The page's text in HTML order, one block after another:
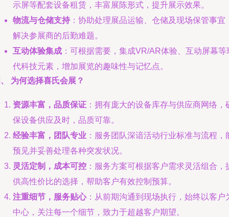
示屏等配套设备租赁，丰富展陈形式，提升展示效果。
物流与仓储支持 ：协助处理展品运输、仓储及现场保管事宜
解决参展商的后勤难题。
互动体验集成 ：可根据需要，集成VR/AR体验、互动屏幕等
代科技元素，增加展览的趣味性与记忆点。
为何选择喜氏会展？
资源丰富，品质保证 ：拥有庞大的设备库存与供应商网络，
保设备供应及时，品质可靠。
经验丰富，团队专业 ：服务团队深谙活动行业标准与流程，
预见并妥善处理各种突发状况。
灵活定制，成本可控 ：服务方案可根据客户需求灵活组合，
供高性价比的选择，帮助客户有效控制预算。
注重细节，服务贴心：从前期沟通到现场执行，始终以客户
中心，关注每一个细节，致力于超越客户期望。